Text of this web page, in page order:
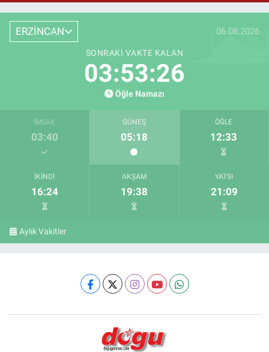
ERZİNCAN 06.08.2026
SONRAKI VAKTE KALAN
03:53:25
Öğle Namazı
İMSAK
03:40
GÜNEŞ
05:18
ÖĞLE
12:33
İKINDI
16:24
AKŞAM
19:38
YATSI
21:09
Aylık Vakitler